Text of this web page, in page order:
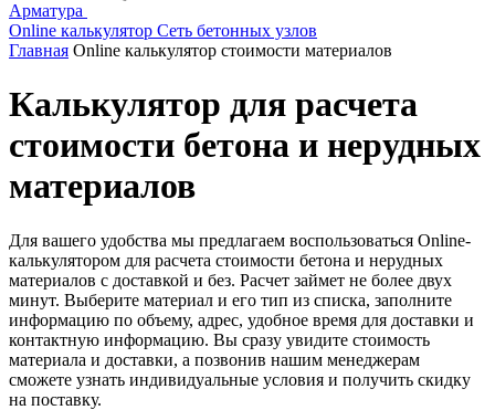
Арматура
Online калькулятор Сеть бетонных узлов
Главная Online калькулятор стоимости материалов
Калькулятор для расчета
стоимости бетона и нерудных
материалов
Для вашего удобства мы предлагаем воспользоваться Online-
калькулятором для расчета стоимости бетона и нерудных
материалов с доставкой и без. Расчет займет не более двух
минут. Выберите материал и его тип из списка, заполните
информацию по объему, адрес, удобное время для доставки и
контактную информацию. Вы сразу увидите стоимость
материала и доставки, а позвонив нашим менеджерам
сможете узнать индивидуальные условия и получить скидку
на поставку.